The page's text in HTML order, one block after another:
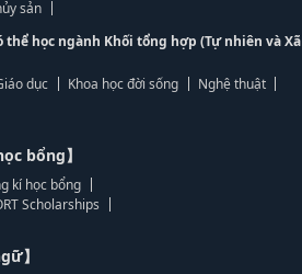
sản
thể học ngành Khối tổng hợp (Tự nhiên và Xã
dục Khoa học đời sống Nghệ thuật
bổng】
kí học bổng
Scholarships
】